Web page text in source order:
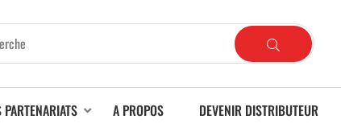
PARTENARIATS A PROPOS
DEVENIR DISTRIBUTEUR